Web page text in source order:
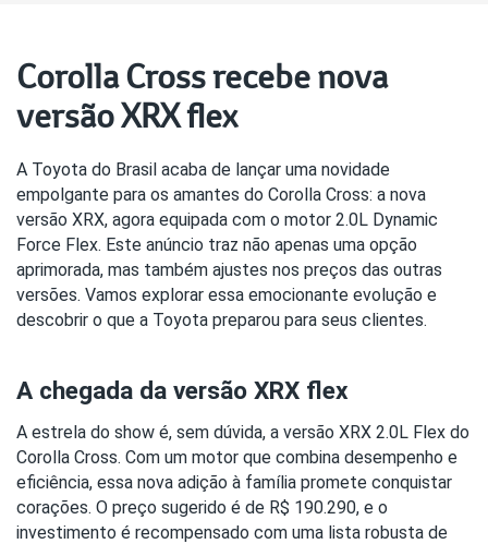
Corolla Cross recebe nova
versão XRX flex
A Toyota do Brasil acaba de lançar uma novidade
empolgante para os amantes do Corolla Cross: a nova
versão XRX, agora equipada com o motor 2.0L Dynamic
Force Flex. Este anúncio traz não apenas uma opção
aprimorada, mas também ajustes nos preços das outras
versões. Vamos explorar essa emocionante evolução e
descobrir o que a Toyota preparou para seus clientes.
A chegada da versão XRX flex
A estrela do show é, sem dúvida, a versão XRX 2.0L Flex do
Corolla Cross. Com um motor que combina desempenho e
eficiência, essa nova adição à família promete conquistar
corações. O preço sugerido é de R$ 190.290, e o
investimento é recompensado com uma lista robusta de